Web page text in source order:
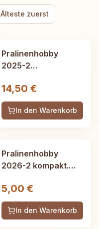
Älteste zuerst
Bestseller
Pralinenhobby
2025-2
(Sonderausgabe),
52 Seiten
14,50 €
In den Warenkorb
Pralinenhobby
2026-2 kompakt.
Seiten, kostenlos im
Abo bis nächste
Ausgabe erscheint
5,00 €
In den Warenkorb